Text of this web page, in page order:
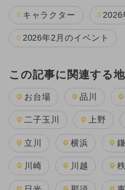
キャラクター 2026
2026年2月のイベント
この記事に関連する
お台場 品川
二子玉川 上野
立川 横浜
川崎 川越